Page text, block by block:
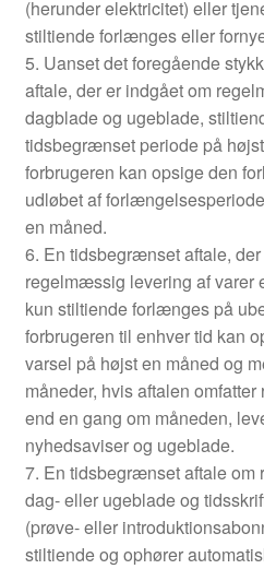
(herunder elektricitet) eller
stiltiende forlænges eller
5. Uanset det foregående
aftale, der er indgået om
dagblade og ugeblade,
tidsbegrænset periode på
forbrugeren kan opsige den
udløbet af
en måned.
6. En tidsbegrænset aftale,
regelmæssig levering af varer
kun stiltiende forlænges på
forbrugeren til enhver tid kan
varsel på højst en måned og
måneder, hvis aftalen
end en gang om måneden,
nyhedsaviser og ugeblade.
7. En tidsbegrænset aftale
dag- eller ugeblade og
(prøve- eller
stiltiende og ophører